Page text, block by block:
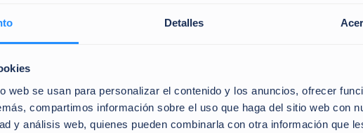
Detalles
web se usan para personalizar el contenido y los anuncios, ofrecer
compartimos información sobre el uso que haga del sitio web con
y análisis web, quienes pueden combinarla con otra información que
está habiendo
revisiones de beneficios
menor medida en Europa salvo los sectores
en parte, el comportamiento de unos mercados
no olviden, que las
realizadas. Si éstas suben, también suele
las compañías. Al menos, en el plazo.